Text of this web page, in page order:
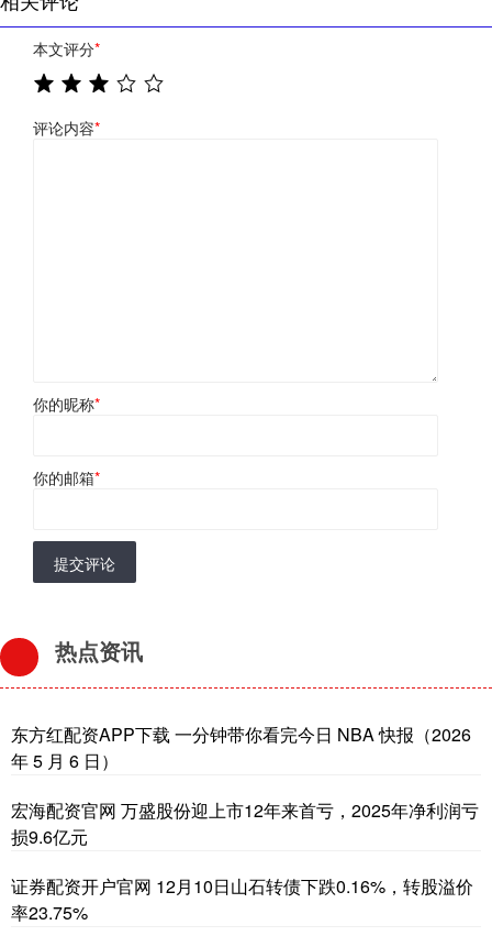
本文评分*
评论内容*
你的昵称*
你的邮箱*
提交评论
热点资讯
东方红配资APP下载 一分钟带你看完今日 NBA 快报（2026
年 5 月 6 日）
宏海配资官网 万盛股份迎上市12年来首亏，2025年净利润亏
损9.6亿元
证券配资开户官网 12月10日山石转债下跌0.16%，转股溢价
率23.75%